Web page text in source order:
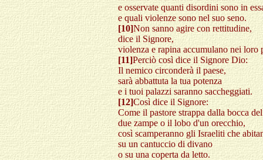
e osservate quanti disordini sono in
e quali violenze sono nel suo seno.
[10]Non sanno agire con rettitudine,
dice il Signore,
violenza e rapina accumulano nei loro
[11]Perciò così dice il Signore Dio:
Il nemico circonderà il paese,
sarà abbattuta la tua potenza
e i tuoi palazzi saranno saccheggiati.
[12]Così dice il Signore:
Come il pastore strappa dalla bocca
due zampe o il lobo d'un orecchio,
così scamperanno gli Israeliti che
su un cantuccio di divano
o su una coperta da letto.